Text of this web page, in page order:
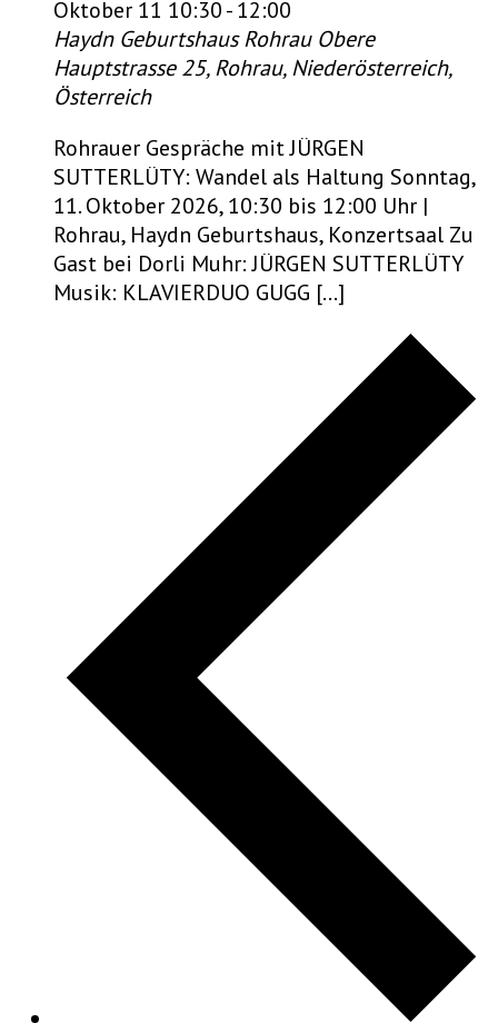
Oktober 11 10:30-12:00
Haydn Geburtshaus Rohrau Obere
Hauptstrasse 25, Rohrau, Niederösterreich,
Österreich
Rohrauer Gespräche mit JÜRGEN
SUTTERLÜTY: Wandel als Haltung Sonntag,
11. Oktober 2026, 10:30 bis 12:00 Uhr |
Rohrau, Haydn Geburtshaus, Konzertsaal Zu
Gast bei Dorli Muhr: JÜRGEN SUTTERLÜTY
Musik: KLAVIERDUO GUGG […]